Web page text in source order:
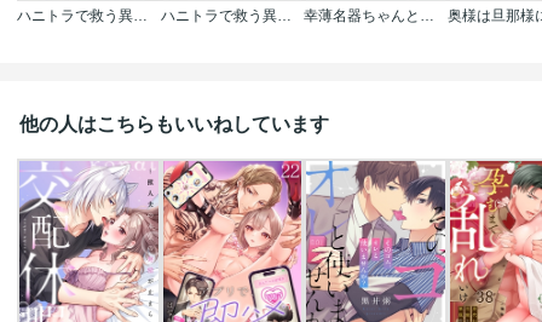
ハニトラで救う異世界崩壊【コミックス版】 ハニトラで救う異世界崩壊 幸薄名器ちゃんと絶倫エリートくん むさぼりエッチが甘すぎる
他の人はこちらもいいねしています